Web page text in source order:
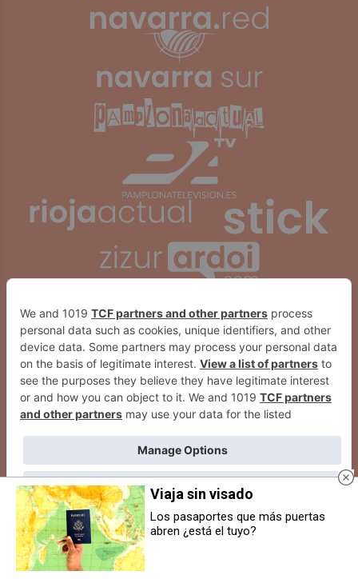
El Valle de Egüés recupera su
cine de verano con cinco
proyecciones gratuitas al aire libre
en julio y agosto
La Policía Municipal del Valle de
Viaja sin visado
Los pasaportes que más puertas
abren ¿está el tuyo?